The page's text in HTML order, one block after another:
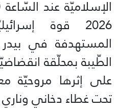
2026 قوة
المستهدفة في
الطّيبة بمحلّقة
على إثرها مروحيّة
تحت غطاء دخاني